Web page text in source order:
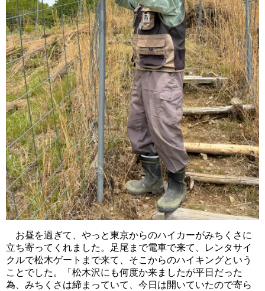
お昼を過ぎて、やっと東京からのハイカーがみちくさに
立ち寄ってくれました。足尾まで電車で来て、レンタサイ
クルで松木ゲートまで来て、そこからのハイキングという
ことでした。「松木沢にも何度か来ましたが平日だった
為、みちくさは締まっていて、今日は開いていたので寄ら